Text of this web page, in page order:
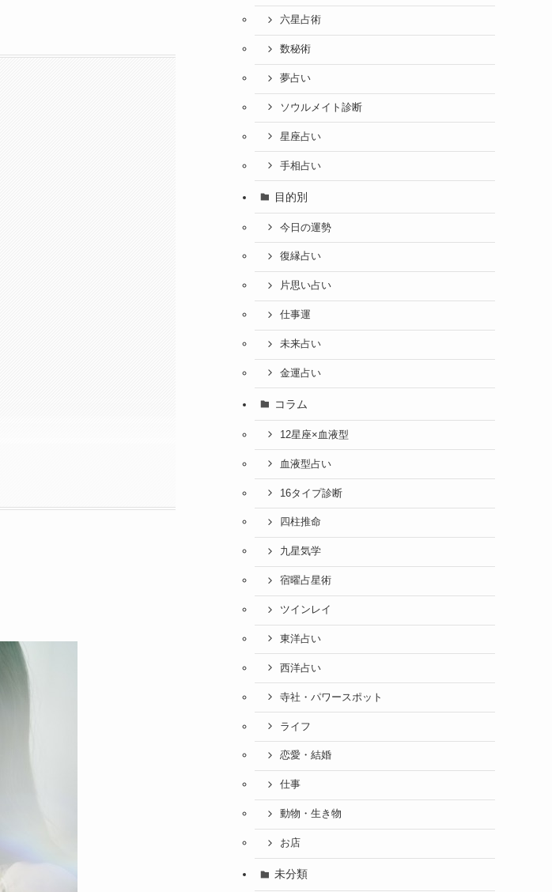
六星占術
数秘術
夢占い
ソウルメイト診断
星座占い
手相占い
目的別
今日の運勢
復縁占い
片思い占い
仕事運
未来占い
金運占い
コラム
12星座×血液型
血液型占い
16タイプ診断
四柱推命
九星気学
宿曜占星術
ツインレイ
東洋占い
西洋占い
寺社・パワースポット
ライフ
恋愛・結婚
仕事
動物・生き物
お店
未分類